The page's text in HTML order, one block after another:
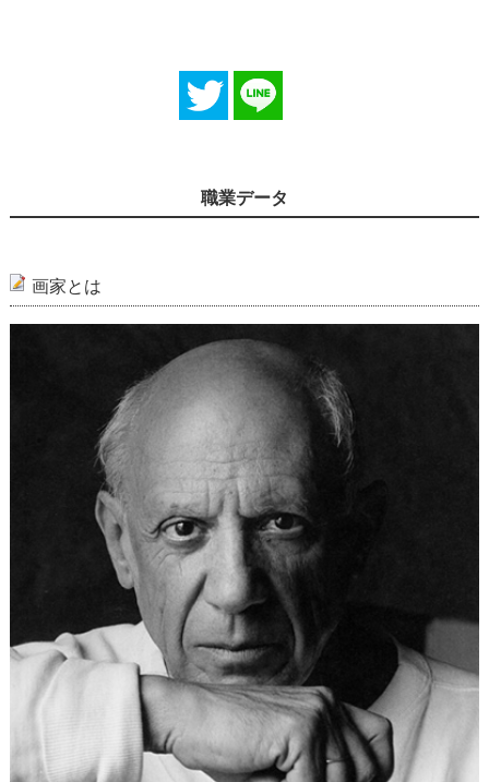
職業データ
画家とは